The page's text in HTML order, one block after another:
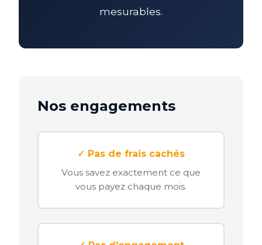
mesurables.
Nos engagements
✓ Pas de frais cachés
Vous savez exactement ce que
vous payez chaque mois.